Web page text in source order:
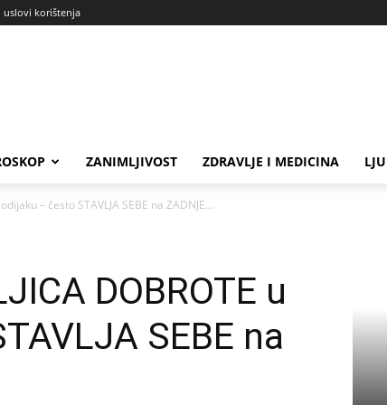
uslovi korištenja
ZANIMLJIVOST ZDRAVLJE I MEDICINA
– često STAVLJA SEBE na ZADNJE...
DOBROTE u
SEBE na